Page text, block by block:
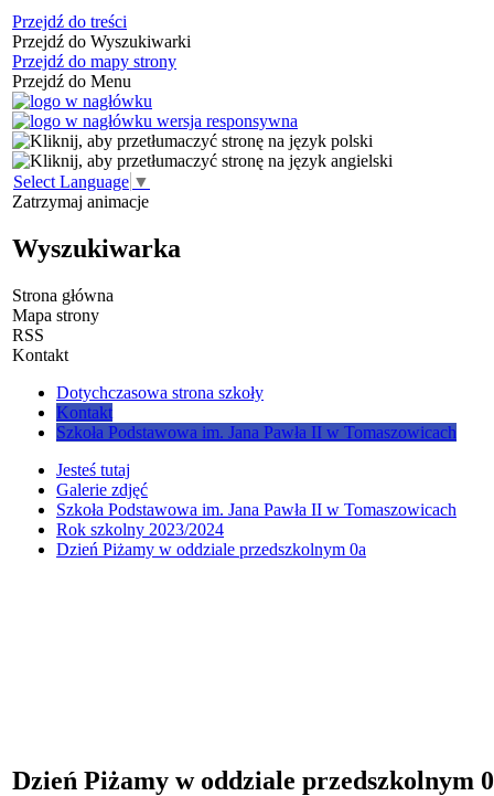
Przejdź do treści
Przejdź do Wyszukiwarki
Przejdź do mapy strony
Przejdź do Menu
Select Language ▼
Zatrzymaj animacje
Wyszukiwarka
Strona główna
Mapa strony
RSS
Kontakt
Dotychczasowa strona szkoły
Kontakt
Szkoła Podstawowa im. Jana Pawła II w Tomaszowicach
Jesteś tutaj
Galerie zdjęć
Szkoła Podstawowa im. Jana Pawła II w Tomaszowicach
Rok szkolny 2023/2024
Dzień Piżamy w oddziale przedszkolnym 0a
Dzień Piżamy w oddziale przedszkolnym